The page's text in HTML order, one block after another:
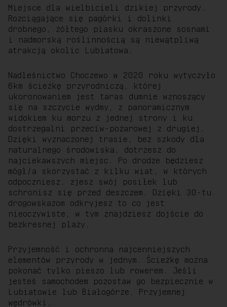
Miejsce dla wielbicieli dzikiej przyrody.
Rozciągające się pagórki i dolinki
drobnego, żółtego piasku okraszone sosnami
i nadmorską roślinnością są niewątpliwą
atrakcją okolic Lubiatowa.
Nadleśnictwo Choczewo w 2020 roku wytyczyło
6km ścieżkę przyrodniczą, której
ukoronowaniem jest taras dumnie wznoszący
się na szczycie wydmy, z panoramicznym
widokiem ku morzu z jednej strony i ku
dostrzegalni przeciw-pożarowej z drugiej.
Dzięki wyznaczonej trasie, bez szkody dla
naturalnego środowiska, dotrzesz do
najciekawszych miejsc. Po drodze będziesz
mógł/a skorzystać z kilku wiat, w których
odpoczniesz, zjesz swój posiłek lub
schronisz się przed deszczem. Dzięki 30-tu
drogowskazom odkryjesz to co jest
nieoczywiste, w tym znajdziesz dojście do
bezkresnej plaży.
Przyjemność i ochronna najcenniejszych
elementów przyrody w jednym. Ścieżkę można
pokonać tylko pieszo lub rowerem. Jeśli
jesteś samochodem pozostaw go bezpiecznie w
Lubiatowie lub Białogórze. Przyjemnej
wędrówki.